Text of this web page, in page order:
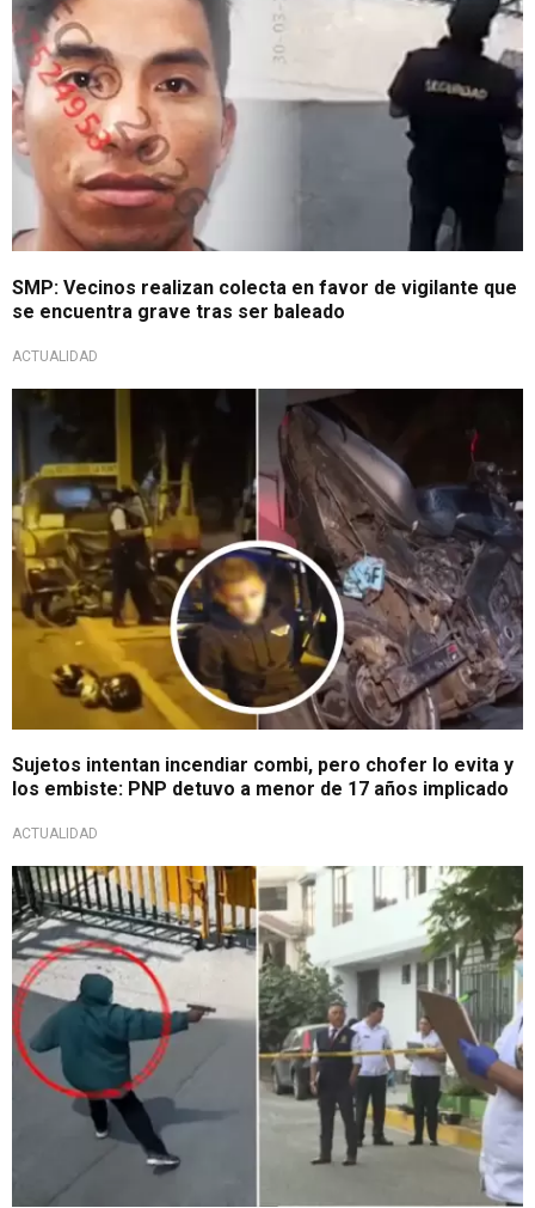
SMP: Vecinos realizan colecta en favor de vigilante que
se encuentra grave tras ser baleado
ACTUALIDAD
Cómplice logró huir
Sujetos intentan incendiar combi, pero chofer lo evita y
los embiste: PNP detuvo a menor de 17 años implicado
ACTUALIDAD
Víctima está internada